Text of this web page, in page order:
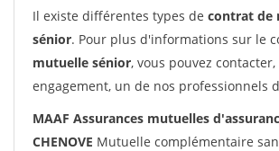
Il existe différentes types de contrat de
sénior. Pour plus d'informations sur le
mutuelle sénior, vous pouvez contacter,
engagement, un de nos professionnels
MAAF Assurances mutuelles
CHENOVE Mutuelle complémentaire